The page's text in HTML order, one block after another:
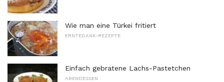
Wie man eine Türkei fritiert
ERNTEDANK-REZEPTE
Einfach gebratene Lachs-Pastetchen
ABENDESSEN